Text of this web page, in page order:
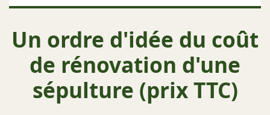
Un ordre d'idée du coût
de rénovation d'une
sépulture (prix TTC)